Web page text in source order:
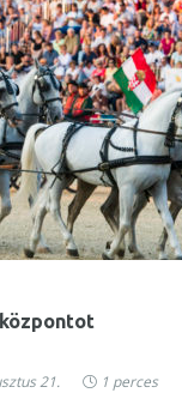
21. 1 perces